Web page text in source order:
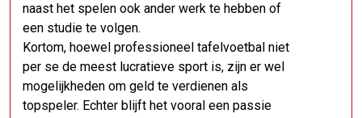
naast het spelen ook ander werk te hebben of
een studie te volgen.
Kortom, hoewel professioneel tafelvoetbal niet
per se de meest lucratieve sport is, zijn er wel
mogelijkheden om geld te verdienen als
topspeler. Echter blijft het vooral een passie